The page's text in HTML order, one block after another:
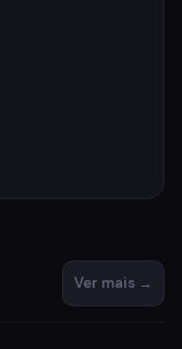
Ver mais →